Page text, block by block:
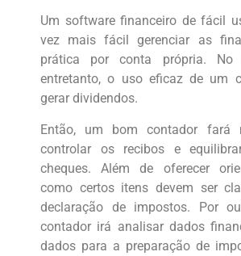
Um software financeiro de fácil
vez mais fácil gerenciar as
prática por conta própria. No
entretanto, o uso eficaz de um
gerar dividendos.
Então, um bom contador fará
controlar os recibos e
cheques. Além de oferecer
como certos itens devem ser
declaração de impostos. Por
contador irá analisar dados
dados para a preparação de